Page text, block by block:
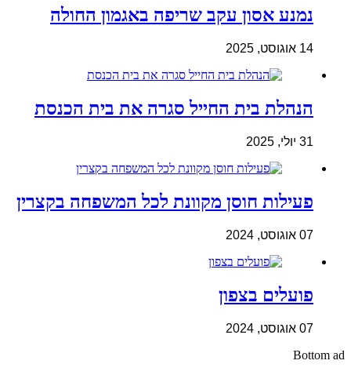
נמנע אסון עקב שריפה באגמון החולה
14 אוגוסט, 2025
הנהלת בית החייל סגרה את בית הכנסת
31 יולי, 2025
פעילות חוסן מקוונת לכל המשפחה בקצרין
07 אוגוסט, 2024
פועלים בצפון
07 אוגוסט, 2024
Bottom ad